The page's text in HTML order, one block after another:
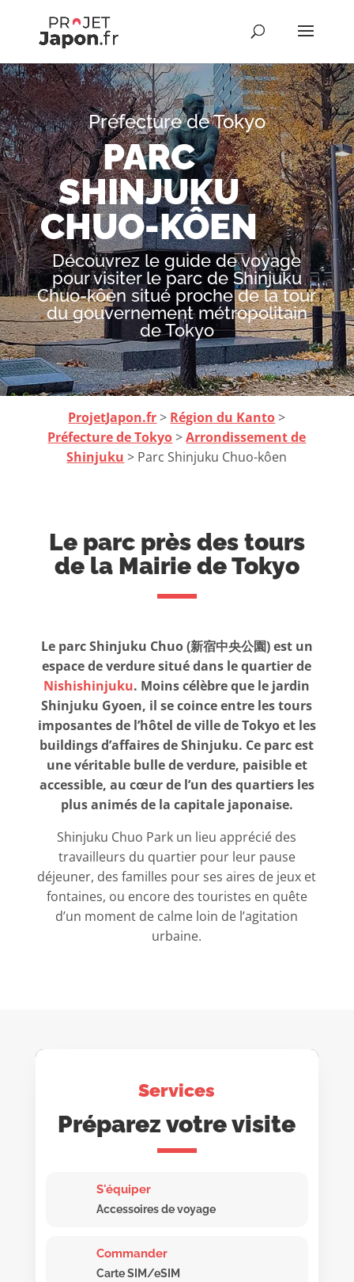
Préfecture de Tokyo
PARC
SHINJUKU
CHUO-KÔEN
Découvrez le guide de voyage
pour visiter le parc de Shinjuku
Chuo-kôen situé proche de la tour
du gouvernement métropolitain
de Tokyo
ProjetJapon.fr> Région du Kanto>
Préfecture de Tokyo>Arrondissement de
Shinjuku > Parc Shinjuku Chuo-kôen
Le parc près des tours
de la Mairie de Tokyo
Le parc Shinjuku Chuo (新宿中央公園) est un
espace de verdure situé dans le quartier de
Nishishinjuku. Moins célèbre que le jardin
Shinjuku Gyoen, il se coince entre les tours
imposantes de l’hôtel de ville de Tokyo et les
buildings d’affaires de Shinjuku. Ce parc est
une véritable bulle de verdure, paisible et
accessible, au cœur de l’un des quartiers les
plus animés de la capitale japonaise.
Shinjuku Chuo Park un lieu apprécié des
travailleurs du quartier pour leur pause
déjeuner, des familles pour ses aires de jeux et
fontaines, ou encore des touristes en quête
d’un moment de calme loin de l’agitation
urbaine.
Services
Préparez votre visite
S'équiper
Accessoires de voyage
Commander
Carte SIM/eSIM